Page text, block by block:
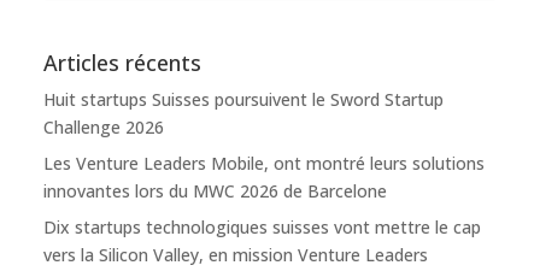
Articles récents
Huit startups Suisses poursuivent le Sword Startup
Challenge 2026
Les Venture Leaders Mobile, ont montré leurs solutions
innovantes lors du MWC 2026 de Barcelone
Dix startups technologiques suisses vont mettre le cap
vers la Silicon Valley, en mission Venture Leaders